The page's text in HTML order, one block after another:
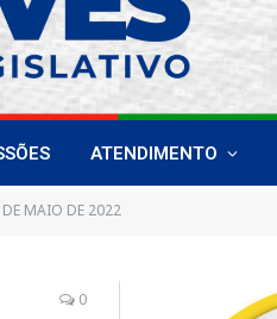
ATENDIMENTO
DE MAIO DE 2022
0